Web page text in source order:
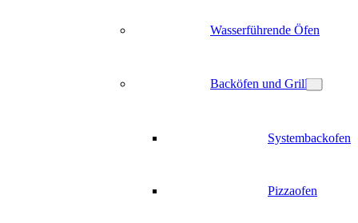
Wasserführende Öfen
Backöfen und Grill
Systembackofen
Pizzaofen